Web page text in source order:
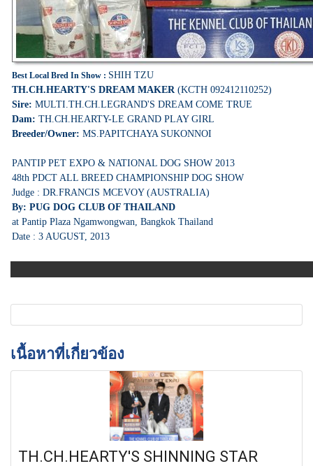
Best Local Bred In Show : SHIH TZU
TH.CH.HEARTY'S DREAM MAKER (KCTH 092412110252)
Sire: MULTI.TH.CH.LEGRAND'S DREAM COME TRUE
Dam: TH.CH.HEARTY-LE GRAND PLAY GIRL
Breeder/Owner: MS.PAPITCHAYA SUKONNOI
PANTIP PET EXPO & NATIONAL DOG SHOW 2013
48th PDCT ALL BREED CHAMPIONSHIP DOG SHOW
Judge : DR.FRANCIS MCEVOY (AUSTRALIA)
By: PUG DOG CLUB OF THAILAND
at Pantip Plaza Ngamwongwan, Bangkok Thailand
Date : 3 AUGUST, 2013
เนื้อหาที่เกี่ยวข้อง
TH.CH.HEARTY'S SHINNING STAR